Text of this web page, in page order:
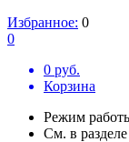
Избранное: 0
0
0 руб.
Корзина
Режим
См. в